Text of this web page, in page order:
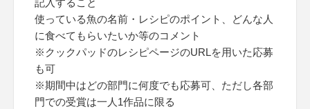
記入すること
使っている魚の名前・レシピのポイント、どんな人
に食べてもらいたいか等のコメント
※クックパッドのレシピページのURLを用いた応募
も可
※期間中はどの部門に何度でも応募可、ただし各部
門での受賞は一人1作品に限る